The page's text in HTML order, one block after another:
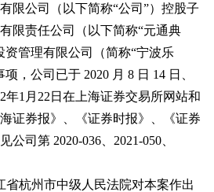
公司（以下简称“公司”）控股子
限责任公司（以下简称“元通典
资管理有限公司（简称“宁波乐
，公司已于 2020 月 8 日 14 日、
年1月22日在上海证券交易所网站和
证券报》、《证券时报》、《证券
公司第 2020-036、2021-050、
杭州市中级人民法院对本案作出